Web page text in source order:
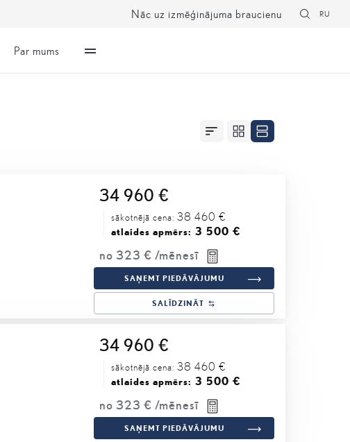
Par mums
Nāc uz izmēģinājuma braucienu RU
34 960 €
sākotnējā cena: 38 460 €
atlaides apmērs: 3 500 €
no 323 € /mēnesī
SAŅEMT PIEDĀVĀJUMU
SALĪDZINĀT
34 960 €
sākotnējā cena: 38 460 €
atlaides apmērs: 3 500 €
no 323 € /mēnesī
SAŅEMT PIEDĀVĀJUMU